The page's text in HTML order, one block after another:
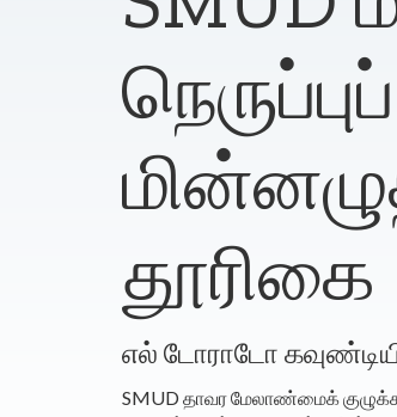
தூரிகை
எல் டோராடோ
SMUD தாவர மேலாண்மைக்